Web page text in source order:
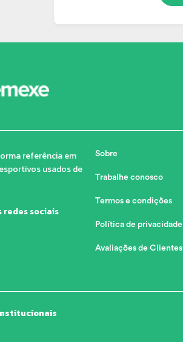
referência em
usados de
redes sociais
Sobre
Trabalhe conosco
Termos e condições
Política de privacidade
Avaliações de Clientes